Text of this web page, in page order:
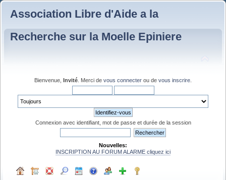
Association Libre d'Aide a la
Recherche sur la Moelle Epiniere
Bienvenue, Invité . Merci de vous connecter ou de vous inscrire
Connexion avec identifiant, mot de passe et durée de la session
Nouvelles:
INSCRIPTION AU FORUM ALARME cliquez ici